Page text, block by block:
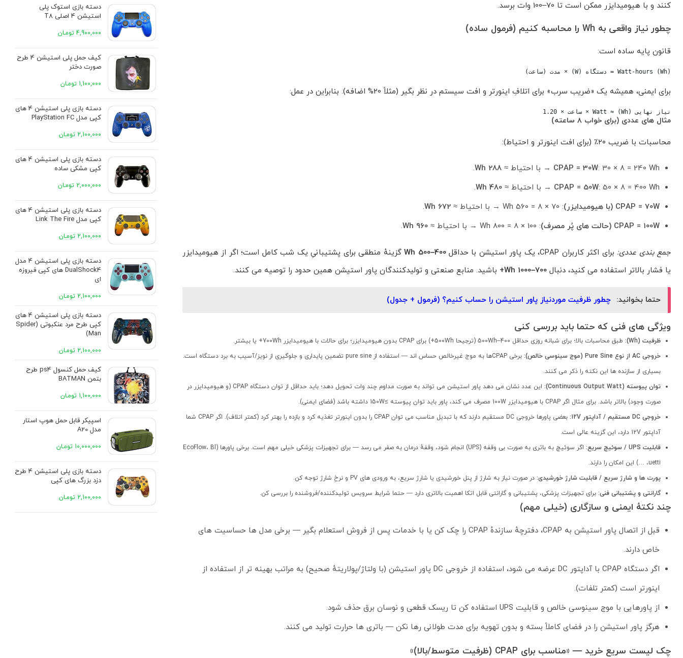
کنند و با هیومیدایزر ممکن است تا 70–100 وات برسد.
چطور نیاز واقعی به Wh را محاسبه کنیم (فرمول ساده)
قانون پایه ساده است:
Watt-hours (Wh) = دستگاه (W) × مدت (ساعت)
برای ایمنی، همیشه یک «ضریب سرب» برای اتلافِ اینورتر و افت سیستم در نظر بگیر (مثلاً 20% اضافه). بنابراین در عمل:
نیاز نهایی (Wh) ≈ Watt × ساعت × 1.20
مثال های عددی (برای خواب ۸ ساعته)
محاسبات با ضریب ۲۰٪ (برای افت اینورتر و احتیاط):
CPAP = 30W: 30 × 8 = 240 Wh → با احتیاط ≈ 288 Wh
.
CPAP = 50W: 50 × 8 = 400 Wh → با احتیاط ≈ 480 Wh
.
CPAP = 70W (با هیومیدایزر)
: 70 × 8 = 560 Wh → با احتیاط ≈ 672 Wh
.
CPAP = 100W (حالت های پُر مصرف)
: 100 × 8 = 800 Wh → با احتیاط ≈ 960 Wh
.
جمع بندی عددی: برای اکثر کاربران CPAP، یک پاور استیشن با حداقل 400–500 Wh
گزینهٔ منطقی برای پشتیبانیِ یک شب کامل است؛ اگر از هیومیدایزر
یا فشار بالاتر استفاده می کنید، دنبال 700–1000 Wh+ باشید. منابع صنعتی و تولیدکنندگان پاور استیشن همین حدود را توصیه می کنند.
حتما بخوانید: چطور ظرفیت موردنیاز پاور استیشن را حساب کنیم؟ (فرمول + جدول)
ویژگی های فنی که حتما باید بررسی کنی
ظرفیت (Wh):
طبق محاسبات بالا؛ برای شبانه روزی حداقل 400–500Wh (ترجیحا 500Wh+) برای CPAP بدون هیومیدایزر؛ برای حالات با هیومیدایزر 700Wh+ یا بیشتر.
خروجی AC از نوع Pure Sine (موج سینوسی خالص):
برخی CPAPها به موج غیرخالص حساس اند — استفاده از pure sine تضمین پایداری و جلوگیری از نویز/آسیب به برد دستگاه است.
بسیاری از سازنده ها این نکته را ذکر می کنند.
توان پیوسته (Continuous Output Watt):
این عدد نشان می دهد پاور استیشن می تواند به صورت مداوم چند وات تحویل دهد؛ باید حداقل از توان دستگاه CPAP (و هیومیدایزر در
صورت وجود) بالاتر باشد. برای مثال اگر CPAP با هیومیدایزر 100W مصرف می کند، پاور باید توان پیوسته ≥150W داشته باشد (فضای ایمنی).
خروجی DC مستقیم / آداپتور 12V:
بعضی پاورها خروجی DC مستقیم دارند که با تبدیل مناسب می توان CPAP را بدون اینورتر تغذیه کرد و بازده را بهتر کرد (کمتر اتلاف). اگر CPAP شما
آداپتور 12V دارد، این گزینه عالی است.
قابلیت UPS / سوئیچ سریع:
اگر سوئیچ به باتری به صورت بی وقفه (UPS) انجام شود، وقفهٔ درمان به صفر می رسد — برای تجهیزات پزشکی خیلی مهم است. برخی پاورها (EcoFlow، Bl
uetti، …) این امکان را دارند.
پورت ها و شارژ سریع / قابلیت شارژ خورشیدی: در صورت نیاز به شارژ از پنل خورشیدی یا شارژ سریع، به ورودی های PV و نرخِ شارژ توجه کن.
گارانتی و پشتیبانی فنی: برای تجهیزات پزشکی، پشتیبانی و گارانتی قابل اتکا اهمیت بالاتری دارد — حتما شرایط سرویس تولیدکننده/فروشنده را بررسی کن.
چند نکتهٔ ایمنی و سازگاری (خیلی مهم)
قبل از اتصال پاور استیشن به CPAP، دفترچهٔ سازندهٔ CPAP را چک کن یا با خدمات پس از فروش استعلام بگیر — برخی مدل ها حساسیت های
خاص دارند.
اگر دستگاه CPAP با آداپتور DC عرضه می شود، استفاده از خروجی DC پاور استیشن (با ولتاژ/پولاریتهٔ صحیح) به مراتب بهینه تر از استفاده از
اینورتر است (کمتر تلفات).
از پاورهایی با موج سینوسی خالص و قابلیت UPS استفاده کن تا ریسک قطعی و نوسان برق حذف شود.
هرگز پاور استیشن را در فضای کاملاً بسته و بدون تهویه برای مدت طولانی رها نکن — باتری ها حرارت تولید می کنند.
چک لیست سریع خرید — «مناسب برای CPAP (ظرفیت متوسط/بالا)»
دسته بازی استوک پلی
استیشن 4 اصلی T8
4,900,000 تومـان
کیف حمل پلی استیشن 4 طرح
صورت دختر
1,100,000 تومـان
دسته بازی پلی استیشن 4 های
کپی مدل PlayStation FC
2,100,000 تومـان
دسته بازی پلی استیشن 4 های
کپی مشکی ساده
2,000,000 تومـان
دسته بازی پلی استیشن 4 های
کپی مدل Link The Fire
2,100,000 تومـان
دسته بازی پلی استیشن 4 مدل
DualShock4 های کپی فیروزه
ای
2,100,000 تومـان
دسته بازی پلی استیشن 4 های
کپی طرح مرد عنکبوتی (Spider
Man)
2,100,000 تومـان
کیف حمل کنسول ps4 طرح
بتمن BATMAN
1,100,000 تومـان
اسپیکر قابل حمل هوپ استار
مدل A20
10,000,000 تومـان
دسته بازی پلی استیشن 4 طرح
دزد بزرگ های کپی
2,100,000 تومـان